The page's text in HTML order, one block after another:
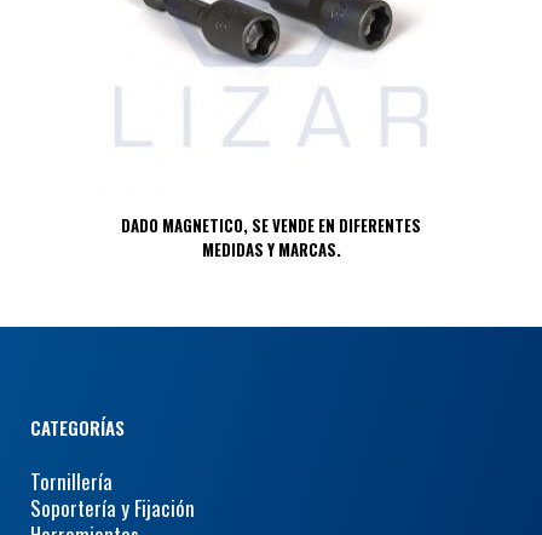
DADO MAGNETICO, SE VENDE EN DIFERENTES
MEDIDAS Y MARCAS.
CATEGORÍAS
Tornillería
Soportería y Fijación